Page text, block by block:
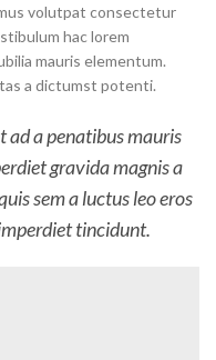
volutpat consectetur
hac lorem
mauris elementum.
a dictumst potenti.
ad a penatibus mauris
gravida magnis a
sem a luctus leo eros
tincidunt.